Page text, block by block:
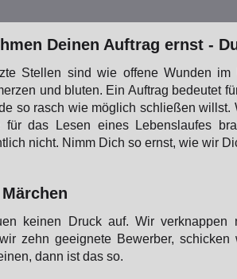
Deinen Auftrag ernst -
Stellen sind wie offene Wunden im
und bluten. Ein Auftrag bedeutet
so rasch wie möglich schließen willst.
für das Lesen eines Lebenslaufes
nicht. Nimm Dich so ernst, wie wir
keinen Druck auf. Wir verknappen
zehn geeignete Bewerber, schicken
dann ist das so.